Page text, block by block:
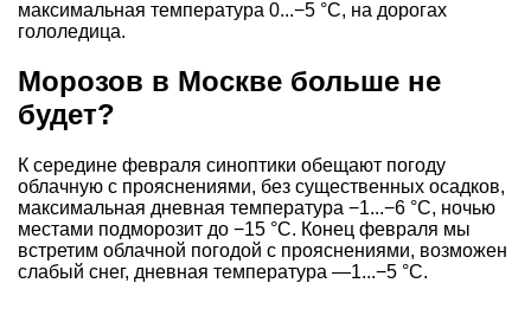
максимальная температура 0...−5 °С, на дорогах
гололедица.
Морозов в Москве больше не
будет?
К середине февраля синоптики обещают погоду
облачную с прояснениями, без существенных осадков,
максимальная дневная температура −1...−6 °С, ночью
местами подморозит до −15 °С. Конец февраля мы
встретим облачной погодой с прояснениями, возможен
слабый снег, дневная температура —1...−5 °С.